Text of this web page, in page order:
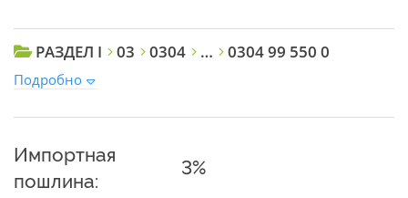
РАЗДЕЛ I 03 0304 … 0304 99 550 0
Подробно
Импортная
пошлина:
3%